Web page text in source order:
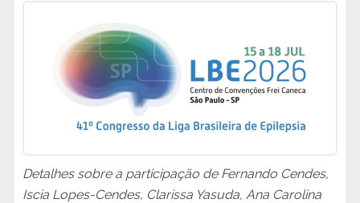
Detalhes sobre a participação de Fernando Cendes,
Iscia Lopes-Cendes, Clarissa Yasuda, Ana Carolina